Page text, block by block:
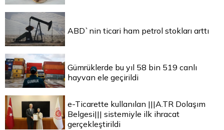
ABD`nin ticari ham petrol stokları arttı
Gümrüklerde bu yıl 58 bin 519 canlı
hayvan ele geçirildi
e-Ticarette kullanılan |||A.TR Dolaşım
Belgesi||| sistemiyle ilk ihracat
gerçekleştirildi